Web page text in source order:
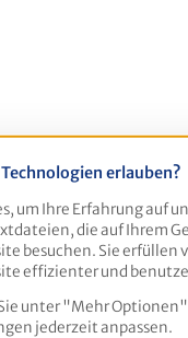
erlauben?
um Ihre Erfahrung auf
die auf Ihrem
besuchen. Sie
effizienter und
unter "Mehr
jederzeit anpassen.